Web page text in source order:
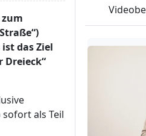
das Ziel
Dreieck“
als Teil